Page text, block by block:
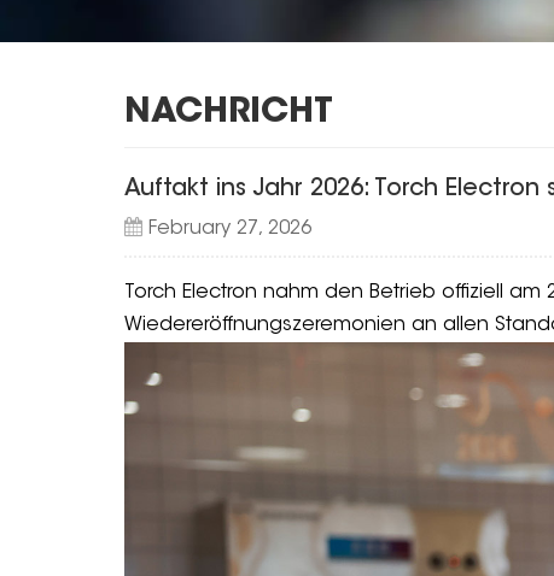
NACHRICHT
Auftakt ins Jahr 2026: Torch
February 27, 2026
Torch Electron nahm den Betrieb offiziell
Wiedereröffnungszeremonien an allen